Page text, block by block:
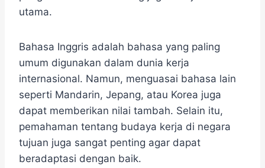
utama.
Bahasa Inggris adalah bahasa yang paling
umum digunakan dalam dunia kerja
internasional. Namun, menguasai bahasa lain
seperti Mandarin, Jepang, atau Korea juga
dapat memberikan nilai tambah. Selain itu,
pemahaman tentang budaya kerja di negara
tujuan juga sangat penting agar dapat
beradaptasi dengan baik.